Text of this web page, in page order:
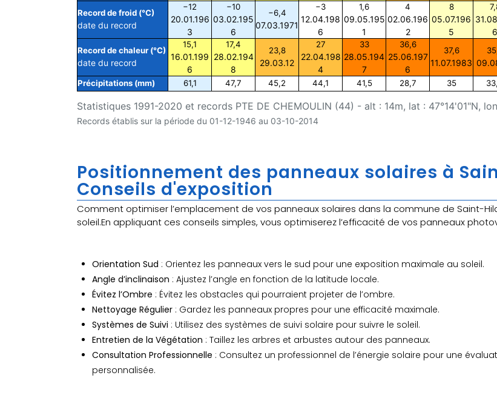
Statistiques 1991-2020 et records PTE DE CHEMOULIN (44) - alt : 14m, lat : 47°14'01"N,
Records établis sur la période du 01-12-1946 au 03-10-2014
Record de froid (°C)
date du record
−12
20.01.196
3
−10
03.02.195
6
−6,4
07.03.1971
−3
12.04.198
6
1,6
09.05.195
1
4
02.06.196
2
8
05.07.196
5
6
Record de chaleur (°C)
date du record
15,1
16.01.199
6
17,4
28.02.194
8
23,8
29.03.12
27
22.04.198
4
33
28.05.194
7
36,6
25.06.197
6
37,6
11.07.1983
Précipitations (mm) 61,1 47,7 45,2 44,1 41,5 28,7 35
Positionnement des panneaux solaires à
Conseils d'exposition
Comment optimiser l’emplacement de vos panneaux solaires dans la commune de Saint-
soleil.En appliquant ces conseils simples, vous optimiserez l’efficacité de vos panneaux
Orientation Sud : Orientez les panneaux vers le sud pour une exposition maximale au soleil.
Angle d’inclinaison : Ajustez l’angle en fonction de la latitude locale.
Évitez l’Ombre : Évitez les obstacles qui pourraient projeter de l’ombre.
Nettoyage Régulier : Gardez les panneaux propres pour une efficacité maximale.
Systèmes de Suivi : Utilisez des systèmes de suivi solaire pour suivre le soleil.
Entretien de la Végétation : Taillez les arbres et arbustes autour des panneaux.
Consultation Professionnelle : Consultez un professionnel de l’énergie solaire pour une
personnalisée.